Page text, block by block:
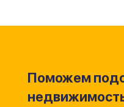
Поможем